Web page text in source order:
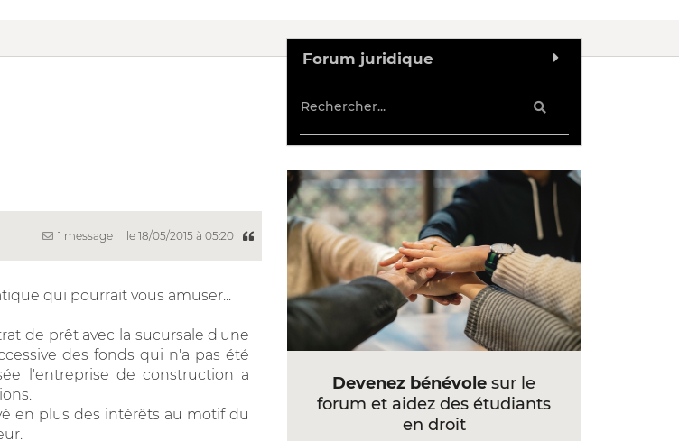
1 message le 18/05/2015 à 05:20
qui pourrait vous amuser...
de prêt avec la sucursale d'une
des fonds qui n'a pas été
l'entreprise de construction a
en plus des intérêts au motif du
Forum juridique
Devenez bénévole sur le
forum et aidez des étudiants
en droit